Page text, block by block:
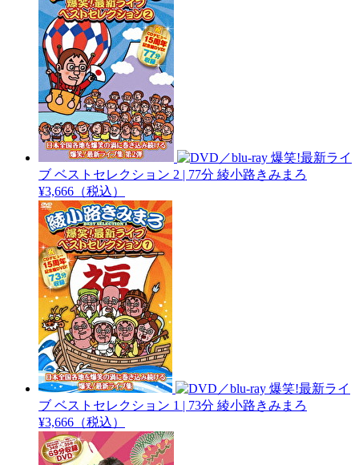
爆笑!最新ライ
ブ ベストセレクション 2 | 77分 綾小路きみまろ
¥3,666（税込）
爆笑!最新ライ
ブ ベストセレクション 1 | 73分 綾小路きみまろ
¥3,666（税込）